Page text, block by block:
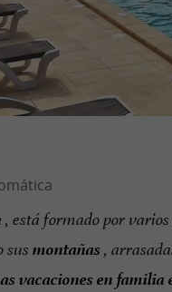
, está formado por varios
sus montañas ,
vacaciones en familia